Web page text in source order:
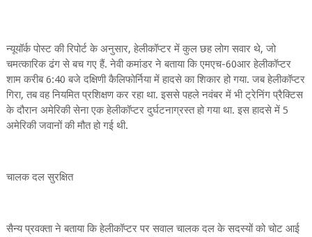
न्यूयॉर्क पोस्ट की रिपोर्ट के अनुसार, हेलीकॉप्टर में कुल छह लोग सवार थे, जो
चमत्कारिक ढंग से बच गए हैं. नेवी कमांडर ने बताया कि एमएच-60आर हेलीकॉप्टर
शाम करीब 6:40 बजे दक्षिणी कैलिफोर्निया में हादसे का शिकार हो गया. जब हेलीकॉप्टर
गिरा, तब वह नियमित प्रशिक्षण कर रहा था. इससे पहले नवंबर में भी ट्रेनिंग प्रैक्टिस
के दौरान अमेरिकी सेना एक हेलीकॉप्टर दुर्घटनाग्रस्त हो गया था. इस हादसे में 5
अमेरिकी जवानों की मौत हो गई थी.
चालक दल सुरक्षित
सैन्य प्रवक्ता ने बताया कि हेलीकॉप्टर पर सवाल चालक दल के सदस्यों को चोट आई